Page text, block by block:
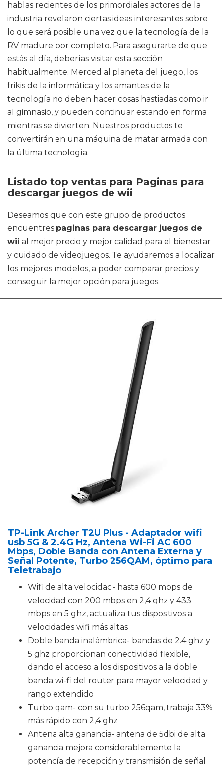
hablas recientes de los primordiales actores de la
industria revelaron ciertas ideas interesantes sobre
lo que será posible una vez que la tecnología de la
RV madure por completo. Para asegurarte de que
estás al día, deberías visitar esta sección
habitualmente. Merced al planeta del juego, los
frikis de la informática y los amantes de la
tecnología no deben hacer cosas hastiadas como ir
al gimnasio, y pueden continuar estando en forma
mientras se divierten. Nuestros productos te
convertirán en una máquina de matar armada con
la última tecnología.
Listado top ventas para Paginas para
descargar juegos de wii
Deseamos que con este grupo de productos
encuentres paginas para descargar juegos de
wii al mejor precio y mejor calidad para el bienestar
y cuidado de videojuegos. Te ayudaremos a localizar
los mejores modelos, a poder comparar precios y
conseguir la mejor opción para juegos.
TP-Link Archer T2U Plus - Adaptador wifi
usb 5G & 2.4G Hz, Antena Wi-Fi AC 600
Mbps, Doble Banda con Antena Externa y
Señal Potente, Turbo 256QAM, óptimo para
Teletrabajo
Wifi de alta velocidad- hasta 600 mbps de
velocidad con 200 mbps en 2,4 ghz y 433
mbps en 5 ghz, actualiza tus dispositivos a
velocidades wifi más altas
Doble banda inalámbrica- bandas de 2.4 ghz y
5 ghz proporcionan conectividad flexible,
dando el acceso a los dispositivos a la doble
banda wi-fi del router para mayor velocidad y
rango extendido
Turbo qam- con su turbo 256qam, trabaja 33%
más rápido con 2,4 ghz
Antena alta ganancia- antena de 5dbi de alta
ganancia mejora considerablemente la
potencía de recepción y transmisión de señal